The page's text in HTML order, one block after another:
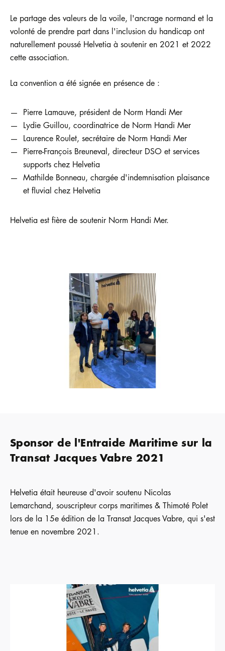
Le partage des valeurs de la voile, l'ancrage normand et la
volonté de prendre part dans l'inclusion du handicap ont
naturellement poussé Helvetia à soutenir en 2021 et 2022
cette association.
La convention a été signée en présence de :
Pierre Lamauve, président de Norm Handi Mer
Lydie Guillou, coordinatrice de Norm Handi Mer
Laurence Roulet, secrétaire de Norm Handi Mer
Pierre-François Breuneval, directeur DSO et services
supports chez Helvetia
Mathilde Bonneau, chargée d'indemnisation plaisance
et fluvial chez Helvetia
Helvetia est fière de soutenir Norm Handi Mer.
Sponsor de l'Entraide Maritime sur la
Transat Jacques Vabre 2021
Helvetia était heureuse d'avoir soutenu Nicolas
Lemarchand, souscripteur corps maritimes & Thimoté Polet
lors de la 15e édition de la Transat Jacques Vabre, qui s'est
tenue en novembre 2021.